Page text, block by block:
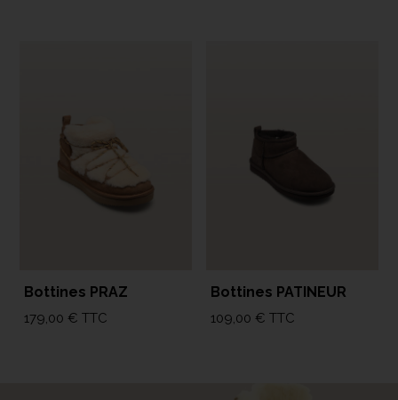
Bottines PRAZ
179,00€ TTC
Bottines PATINEUR
109,00€ TTC